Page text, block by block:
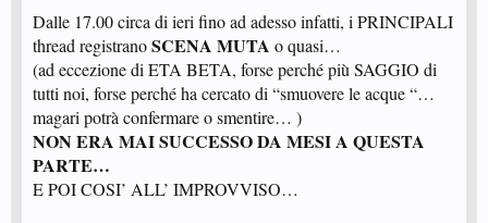
Dalle 17.00 circa di ieri fino ad adesso infatti, i PRINCIPALI
thread registranoSCENA MUTA o quasi…
(ad eccezione di ETA BETA, forse perché più SAGGIO di
tutti noi, forse perché ha cercato di “smuovere le acque “…
magari potrà confermare o smentire… )
NON ERA MAI SUCCESSO DA MESI A QUESTA
PARTE…
E POI COSI’ ALL’ IMPROVVISO…